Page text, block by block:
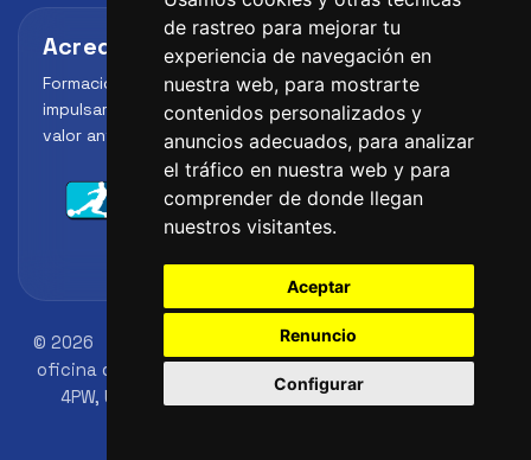
de rastreo para mejorar tu
experiencia de navegación en
nuestra web, para mostrarte
contenidos personalizados y
anuncios adecuados, para analizar
el tráfico en nuestra web y para
comprender de donde llegan
nuestros visitantes.
Aceptar
Renuncio
Configurar
Acreditaciones y alianzas
Formación, metodología y reconocimiento para
impulsar el perfil profesional del alumno y reforzar su
valor ante clubes, academias y entidades deportivas.
© 2026 FutbolLab Spain Soccer Academy
oficina de registro: 145 - 147 St John St, London, EC1V
4PW, UK
Número de identificación: 09033026